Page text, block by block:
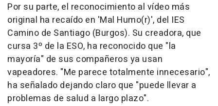
Por su parte, el reconocimiento al vídeo más
original ha recaído en 'Mal Humo(r)', del IES
Camino de Santiago (Burgos). Su creadora, que
cursa 3º de la ESO, ha reconocido que "la
mayoría" de sus compañeros ya usan
vapeadores. "Me parece totalmente innecesario",
ha señalado dejando claro que "puede llevar a
problemas de salud a largo plazo".